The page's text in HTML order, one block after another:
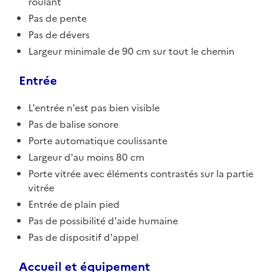
Pas de pente
Pas de dévers
Largeur minimale de 90 cm sur tout le chemin
Entrée
L'entrée n'est pas bien visible
Pas de balise sonore
Porte automatique coulissante
Largeur d'au moins 80 cm
Porte vitrée avec éléments contrastés sur la partie
vitrée
Entrée de plain pied
Pas de possibilité d'aide humaine
Pas de dispositif d'appel
Accueil et équipement